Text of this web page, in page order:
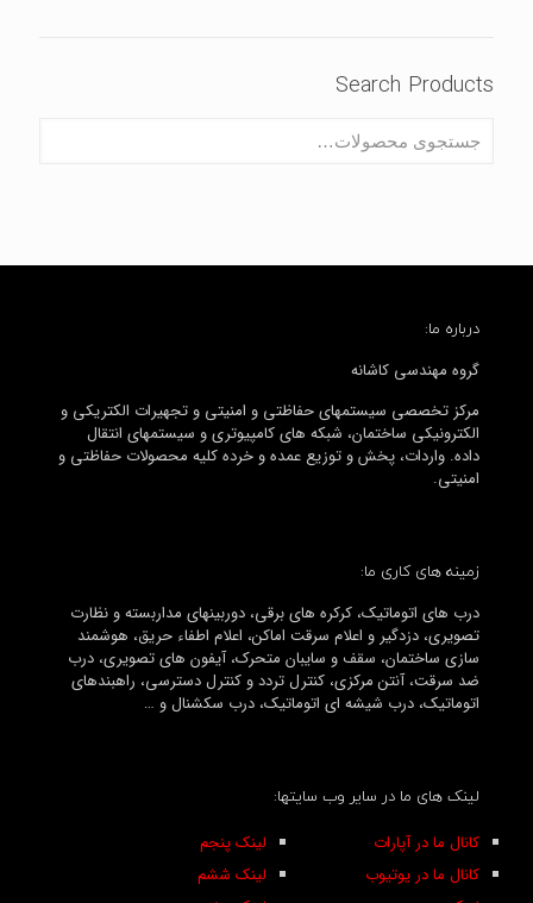
Search Products
درباره ما:
گروه مهندسی کاشانه
مرکز تخصصی سیستمهای حفاظتی و امنیتی و تجهیرات الکتریکی و
الکترونیکی ساختمان، شبکه های کامپیوتری و سیستمهای انتقال
داده. واردات، پخش و توزیع عمده و خرده کلیه محصولات حفاظتی و
امنیتی.
زمینه های کاری ما:
درب های اتوماتیک، کرکره های برقی، دوربینهای مداربسته و نظارت
تصویری، دزدگیر و اعلام سرقت اماکن، اعلام اطفاء حریق، هوشمند
سازی ساختمان، سقف و سایبان متحرک، آیفون های تصویری، درب
ضد سرقت، آنتن مرکزی، کنترل تردد و کنترل دسترسی، راهبندهای
اتوماتیک، درب شیشه ای اتوماتیک، درب سکشنال و …
لینک های ما در سایر وب سایتها:
لینک پنجم
لینک ششم
کانال ما در آپارات
کانال ما در یوتیوب